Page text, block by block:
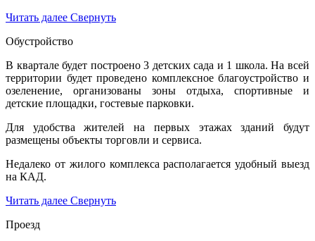
Читать далее Свернуть
Обустройство
В квартале будет построено 3 детских сада и 1 школа. На всей
территории будет проведено комплексное благоустройство и
озеленение, организованы зоны отдыха, спортивные и
детские площадки, гостевые парковки.
Для удобства жителей на первых этажах зданий будут
размещены объекты торговли и сервиса.
Недалеко от жилого комплекса располагается удобный выезд
на КАД.
Читать далее Свернуть
Проезд